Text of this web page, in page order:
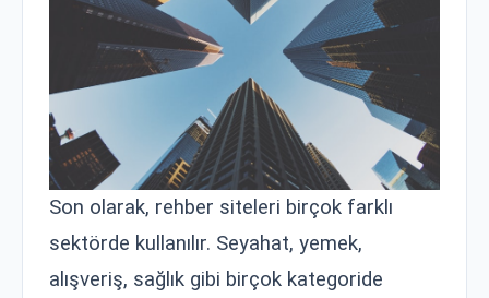
Son olarak, rehber siteleri birçok farklı
sektörde kullanılır. Seyahat, yemek,
alışveriş, sağlık gibi birçok kategoride